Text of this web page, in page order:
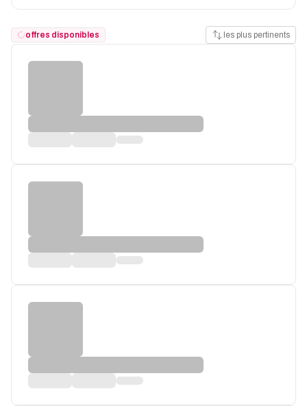
offres disponibles les plus pertinents